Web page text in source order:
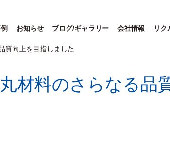
お知らせ ブログ/ギャラリー 会社情報 リク
質向上を目指しました
材料のさらなる品